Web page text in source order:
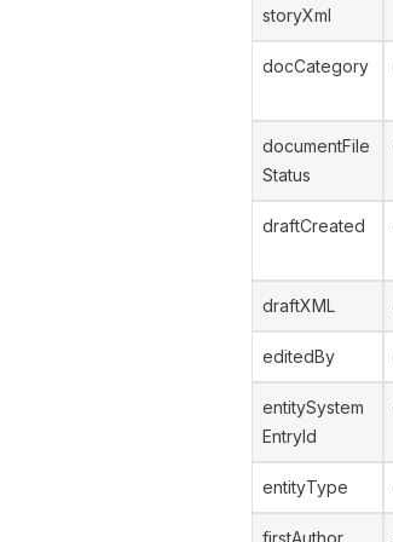
storyXml
docCategory
documentFile
Status
draftCreated
draftXML
editedBy
entitySystem
EntryId
entityType
firstAuthor